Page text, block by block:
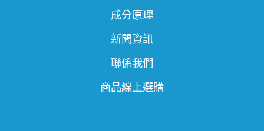
成分原理
新聞資訊
聯係我們
商品線上選購